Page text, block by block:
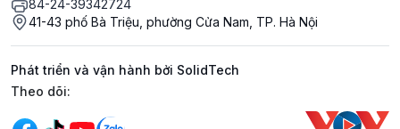
84-24-39342724
41-43 phố Bà Triệu, phường Cửa Nam, TP. Hà Nội
Phát triển và vận hành bởi SolidTech
Mạng xã hội
Theo dõi: